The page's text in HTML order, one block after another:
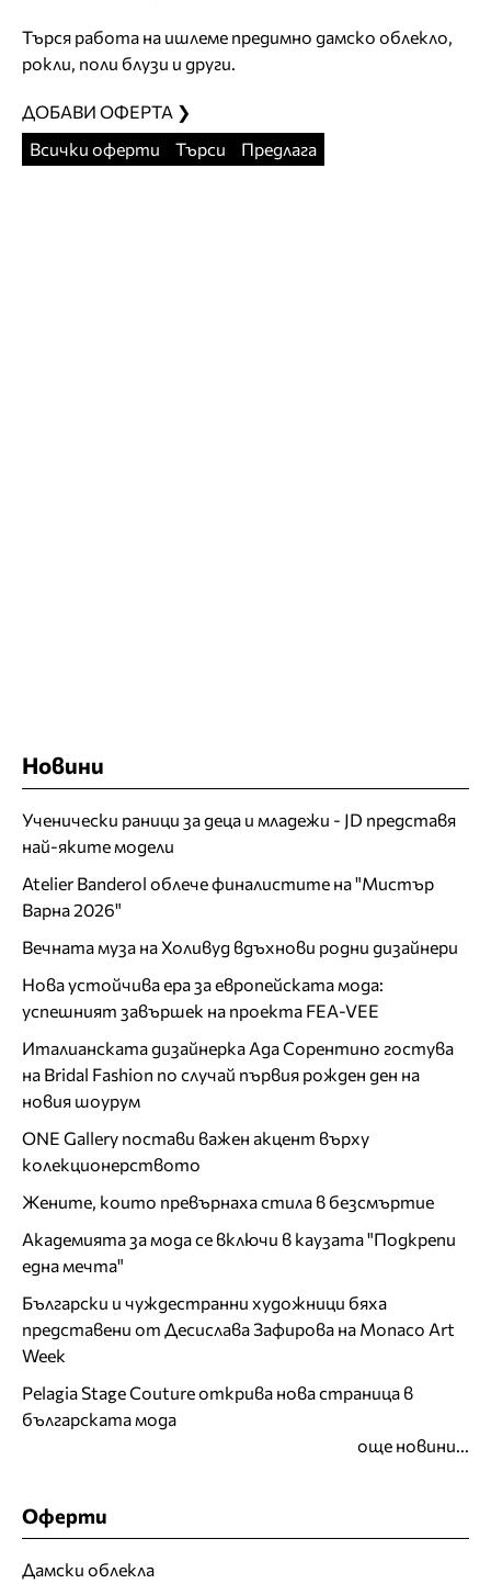
Търся работа на ишлеме предимно дамско облекло,
рокли, поли блузи и други.
ДОБАВИ ОФЕРТА ❯
Всички оферти
Търси Предлага
Новини
Ученически раници за деца и младежи - JD представя
най-яките модели
Atelier Banderol облече финалистите на "Мистър
Варна 2026"
Вечната муза на Холивуд вдъхнови родни дизайнери
Нова устойчива ера за европейската мода:
успешният завършек на проекта FEA-VEE
Италианската дизайнерка Ада Сорентино гостува
на Bridal Fashion по случай първия рожден ден на
новия шоурум
ONE Gallery постави важен акцент върху
колекционерството
Жените, които превърнаха стила в безсмъртие
Академията за мода се включи в каузата "Подкрепи
една мечта"
Български и чуждестранни художници бяха
представени от Десислава Зафирова на Monaco Art
Week
Pelagia Stage Couture открива нова страница в
българската мода
още новини...
Оферти
Дамски облекла